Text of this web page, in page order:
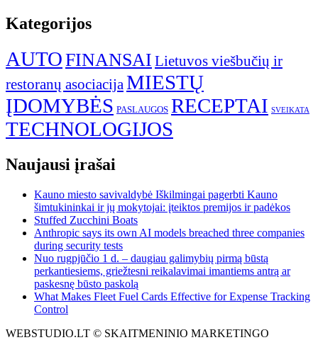
Kategorijos
AUTOFINANSAI Lietuvos viešbučių ir
restoranų asociacija MIESTŲ
ĮDOMYBĖS PASLAUGOS RECEPTAI SVEIKATA
TECHNOLOGIJOS
Naujausi įrašai
Kauno miesto savivaldybė Iškilmingai pagerbti Kauno
šimtukininkai ir jų mokytojai: įteiktos premijos ir padėkos
Stuffed Zucchini Boats
Anthropic says its own AI models breached three companies
during security tests
Nuo rugpjūčio 1 d. – daugiau galimybių pirmą būstą
perkantiesiems, griežtesni reikalavimai imantiems antrą ar
paskesnę būsto paskolą
What Makes Fleet Fuel Cards Effective for Expense Tracking
Control
WEBSTUDIO.LT © SKAITMENINIO MARKETINGO